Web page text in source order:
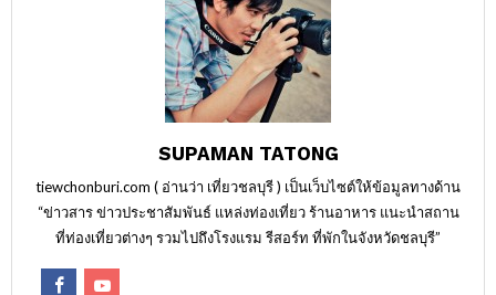
SUPAMAN TATONG
tiewchonburi.com ( อ่านว่า เที่ยวชลบุรี ) เป็นเว็บไซต์ให้ข้อมูลทางด้าน
“ข่าวสาร ข่าวประชาสัมพันธ์ แหล่งท่องเที่ยว ร้านอาหาร แนะนำสถาน
ที่ท่องเที่ยวต่างๆ รวมไปถึงโรงแรม รีสอร์ท ที่พักในจังหวัดชลบุรี”